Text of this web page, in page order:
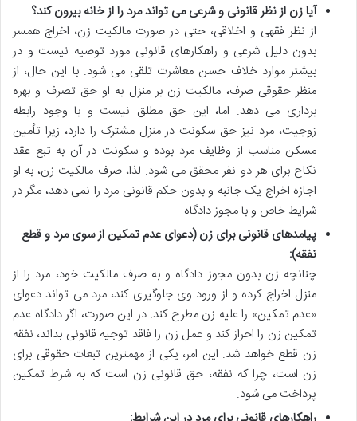
آیا زن از نظر قانونی و شرعی می تواند مرد را از خانه بیرون کند؟
از نظر فقهی و اخلاقی، حتی در صورت مالکیت زن، اخراج همسر
بدون دلیل شرعی و راهکارهای قانونی مورد توصیه نیست و در
بیشتر موارد خلاف حسن معاشرت تلقی می شود. با این حال، از
منظر حقوقی صرف، مالکیت زن بر منزل به او حق تصرف و بهره
برداری می دهد. اما، این حق مطلق نیست و با وجود رابطه
زوجیت، مرد نیز حق سکونت در منزل مشترک را دارد، زیرا تأمین
مسکن مناسب از وظایف مرد بوده و سکونت در آن به تبع عقد
نکاح برای هر دو نفر محقق می شود. لذا، صرف مالکیت زن، به او
اجازه اخراج یک جانبه و بدون حکم قانونی مرد را نمی دهد، مگر در
شرایط خاص و با مجوز دادگاه.
پیامدهای قانونی برای زن (دعوای عدم تمکین از سوی مرد و قطع
نفقه):
چنانچه زن بدون مجوز دادگاه و به صرف مالکیت خود، مرد را از
منزل اخراج کرده و از ورود وی جلوگیری کند، مرد می تواند دعوای
«عدم تمکین» را علیه زن مطرح کند. در این صورت، اگر دادگاه عدم
تمکین زن را احراز کند و عمل زن را فاقد توجیه قانونی بداند، نفقه
زن قطع خواهد شد. این امر، یکی از مهمترین تبعات حقوقی برای
زن است، چرا که نفقه، حق قانونی زن است که به شرط تمکین
پرداخت می شود.